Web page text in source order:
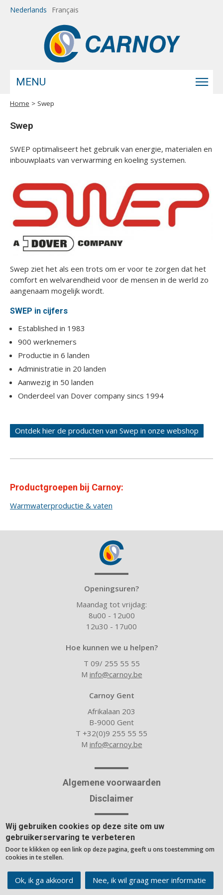
Overslaan en naar de inhoud gaan
Nederlands Français
MENU
U bent hier
Home > Swep
Swep
SWEP optimaliseert het gebruik van energie, materialen en
inbouwplaats van verwarming en koeling systemen.
Swep ziet het als een trots om er voor te zorgen dat het
comfort en welvarendheid voor de mensen in de werld zo
aangenaam mogelijk wordt.
SWEP in cijfers
Established in 1983
900 werknemers
Productie in 6 landen
Administratie in 20 landen
Aanwezig in 50 landen
Onderdeel van Dover company sincs 1994
Ontdek hier de producten van Swep in onze webshop
Productgroepen bij Carnoy:
Warmwaterproductie & vaten
Openingsuren?
Maandag tot vrijdag:
8u00 - 12u00
12u30 - 17u00
Hoe kunnen we u helpen?
T 09/ 255 55 55
M info@carnoy.be
Carnoy Gent
Afrikalaan 203
B-9000 Gent
T +32(0)9 255 55 55
M info@carnoy.be
Algemene voorwaarden
Disclaimer
Over Carnoy
Nieuwsblog
Rekentools
Website built with therocket site platform
Wij gebruiken cookies op deze site om uw
gebruikerservaring te verbeteren
Door te klikken op een link op deze pagina, geeft u ons toestemming om
cookies in te stellen.
Ok, ik ga akkoord Nee, ik wil graag meer informatie